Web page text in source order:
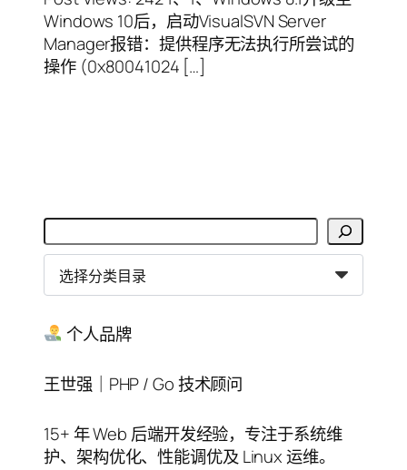
Windows 10后，启动VisualSVN Server
Manager报错：提供程序无法执行所尝试的
操作 (0x80041024 […]
搜
索
分
录 个人品牌
王世强｜PHP / Go 技术顾问
15+ 年 Web 后端开发经验，专注于系统维
护、架构优化、性能调优及 Linux 运维。